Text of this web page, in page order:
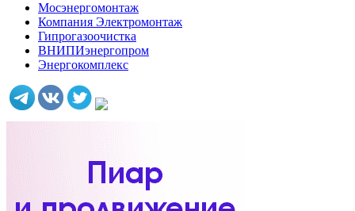
Мосэнергомонтаж
Компания Электромонтаж
Гипрогазоочистка
ВНИПИэнергопром
Энергокомплекс